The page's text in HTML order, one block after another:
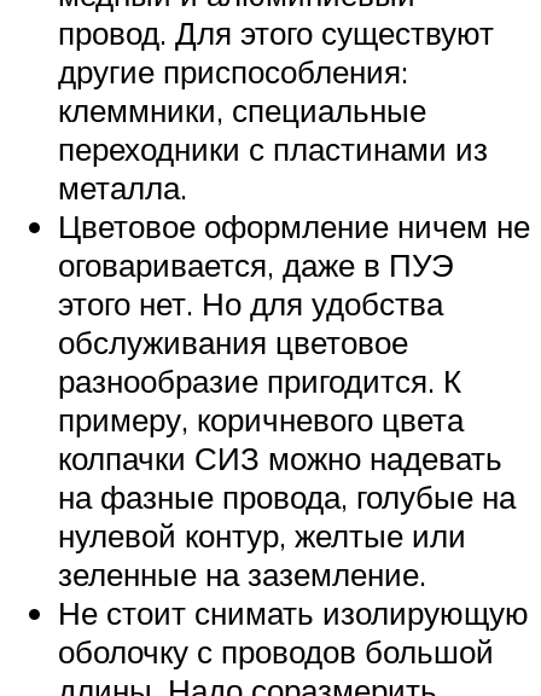
провод. Для этого существуют
другие приспособления:
клеммники, специальные
переходники с пластинами из
металла.
Цветовое оформление ничем не
оговаривается, даже в ПУЭ
этого нет. Но для удобства
обслуживания цветовое
разнообразие пригодится. К
примеру, коричневого цвета
колпачки СИЗ можно надевать
на фазные провода, голубые на
нулевой контур, желтые или
зеленные на заземление.
Не стоит снимать изолирующую
оболочку с проводов большой